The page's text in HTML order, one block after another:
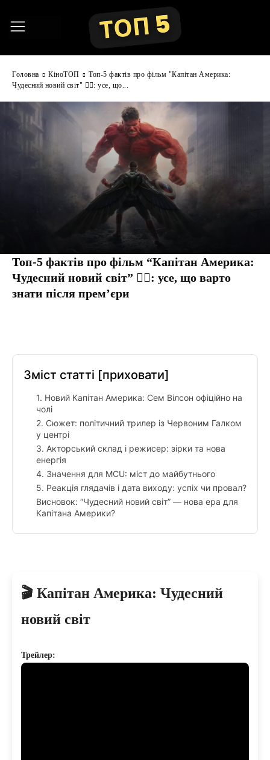
Головна КіноТОП
Топ-5 фактів про фільм "Капітан Америка:
Чудесний новий світ" 🦸‍♂️: усе, що...
Топ-5 фактів про фільм “Капітан Америка:
Чудесний новий світ” 🦸‍♂️: усе, що варто
знати після прем’єри
Зміст статті [приховати]
1. Новий Капітан Америка: Сем Вілсон офіційно на
чолі
2. Сюжет: політичний трилер із Червоним Галком
у центрі
3. Акторський склад і режисер: зірки та нова
енергія
4. Значення для MCU: міст до майбутнього
5. Реакція глядачів і дата виходу: успіх чи провал?
Висновок: “Чудесний новий світ” — нова ера для
Капітана Америки?
🎬 Капітан Америка: Чудесний
новий світ
Трейлер: